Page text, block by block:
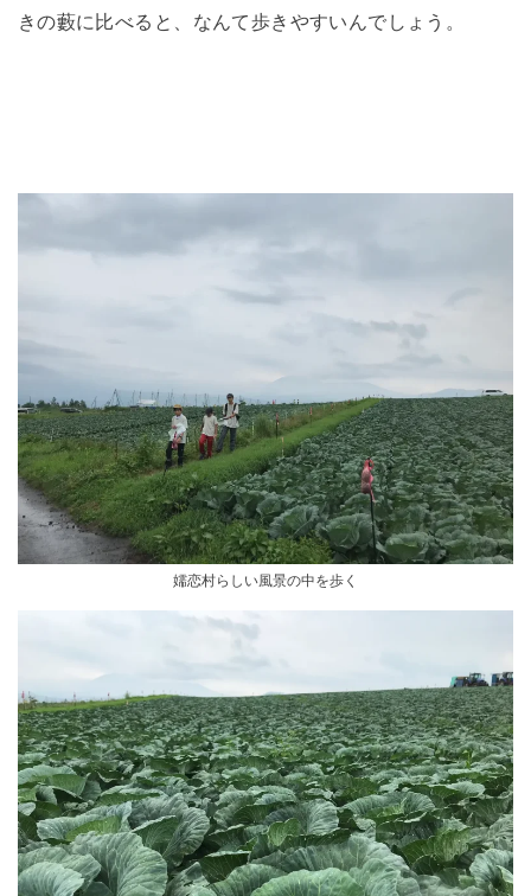
きの藪に比べると、なんて歩きやすいんでしょう。
嬬恋村らしい風景の中を歩く